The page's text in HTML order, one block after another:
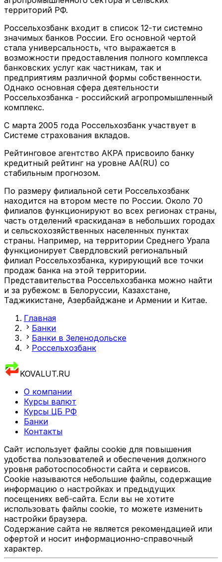
территорий РФ.
Россельхозбанк входит в список 12-ти системно
значимых банков России. Его основной чертой
стала универсальность, что выражается в
возможности предоставления полного комплекса
банковских услуг как частникам, так и
предприятиям различной формы собственности.
Однако основная сфера деятельности
Россельхозбанка - российский агропромышленный
комплекс.
С марта 2005 года Россельхозбанк участвует в
Системе страхования вкладов.
Рейтинговое агентство АКРА присвоило банку
кредитный рейтинг на уровне AA(RU) со
стабильным прогнозом.
По размеру филиальной сети Россельхозбанк
находится на втором месте по России. Около 70
филиалов функционируют во всех регионах страны,
часть отделений «раскидана» в небольших городах
и сельскохозяйственных населенных пунктах
страны. Например, на территории Среднего Урала
функционирует Свердловский региональный
филиал Россельхозбанка, курирующий все точки
продаж банка на этой территории.
Представительства Россельхозбанка можно найти
и за рубежом: в Белоруссии, Казахстане,
Таджикистане, Азербайджане и Армении и Китае.
Главная
Банки
Банки в Зеленодольске
Россельхозбанк
KOVALUT.RU
О компании
Курсы валют
Курсы ЦБ РФ
Банки
Контакты
Сайт использует файлы cookie для повышения
удобства пользователей и обеспечения должного
уровня работоспособности сайта и сервисов.
Cookie называются небольшие файлы, содержащие
информацию о настройках и предыдущих
посещениях веб-сайта. Если вы не хотите
использовать файлы cookie, то можете изменить
настройки браузера.
Содержание сайта не является рекомендацией или
офертой и носит информационно-справочный
характер.